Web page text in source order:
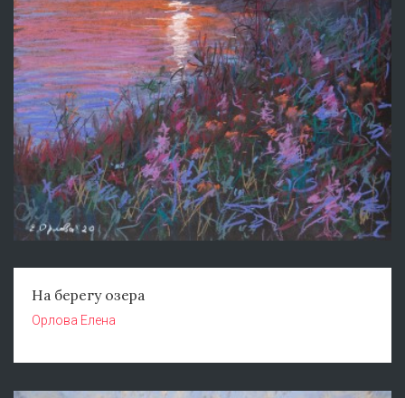
На берегу озера
Орлова Елена